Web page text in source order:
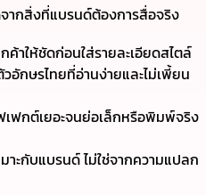
ากสิ่งที่แบรนด์ต้องการสื่อจริง
ค้าให้ชัดก่อนใส่รายละเอียดสไตล์
อักษรไทยที่อ่านง่ายและไม่เพี้ยน
ฟกต์เยอะจนย่อเล็กหรือพิมพ์จริง
ะกับแบรนด์ ไม่ใช่จากความแปลก